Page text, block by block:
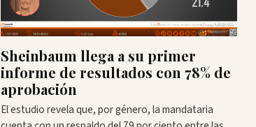
Sheinbaum llega a su primer
informe de resultados con 78% de
aprobación
El estudio revela que, por género, la mandataria